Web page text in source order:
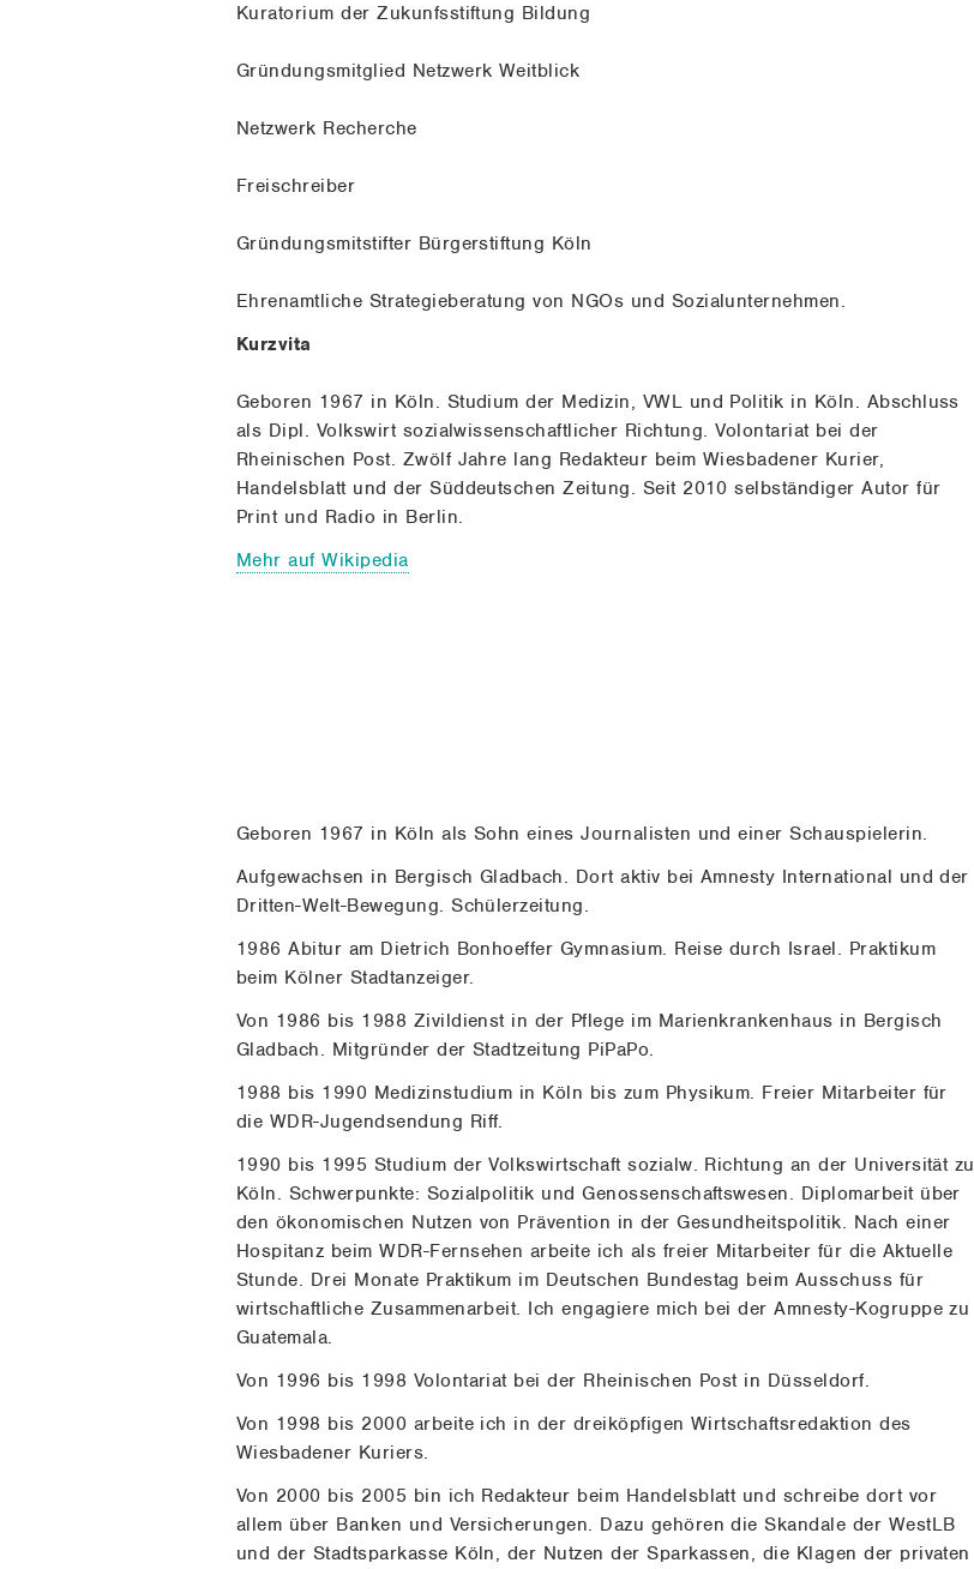
Kuratorium der Zukunfsstiftung Bildung
Gründungsmitglied Netzwerk Weitblick
Netzwerk Recherche
Freischreiber
Gründungsmitstifter Bürgerstiftung Köln
Ehrenamtliche Strategieberatung von NGOs und Sozialunternehmen.
Kurzvita
Geboren 1967 in Köln. Studium der Medizin, VWL und Politik in Köln. Abschluss
als Dipl. Volkswirt sozialwissenschaftlicher Richtung. Volontariat bei der
Rheinischen Post. Zwölf Jahre lang Redakteur beim Wiesbadener Kurier,
Handelsblatt und der Süddeutschen Zeitung. Seit 2010 selbständiger Autor für
Print und Radio in Berlin.
Mehr auf Wikipedia
Geboren 1967 in Köln als Sohn eines Journalisten und einer Schauspielerin.
Aufgewachsen in Bergisch Gladbach. Dort aktiv bei Amnesty International und der
Dritten-Welt-Bewegung. Schülerzeitung.
1986 Abitur am Dietrich Bonhoeffer Gymnasium. Reise durch Israel. Praktikum
beim Kölner Stadtanzeiger.
Von 1986 bis 1988 Zivildienst in der Pflege im Marienkrankenhaus in Bergisch
Gladbach. Mitgründer der Stadtzeitung PiPaPo.
1988 bis 1990 Medizinstudium in Köln bis zum Physikum. Freier Mitarbeiter für
die WDR-Jugendsendung Riff.
1990 bis 1995 Studium der Volkswirtschaft sozialw. Richtung an der Universität zu
Köln. Schwerpunkte: Sozialpolitik und Genossenschaftswesen. Diplomarbeit über
den ökonomischen Nutzen von Prävention in der Gesundheitspolitik. Nach einer
Hospitanz beim WDR-Fernsehen arbeite ich als freier Mitarbeiter für die Aktuelle
Stunde. Drei Monate Praktikum im Deutschen Bundestag beim Ausschuss für
wirtschaftliche Zusammenarbeit. Ich engagiere mich bei der Amnesty-Kogruppe zu
Guatemala.
Von 1996 bis 1998 Volontariat bei der Rheinischen Post in Düsseldorf.
Von 1998 bis 2000 arbeite ich in der dreiköpfigen Wirtschaftsredaktion des
Wiesbadener Kuriers.
Von 2000 bis 2005 bin ich Redakteur beim Handelsblatt und schreibe dort vor
allem über Banken und Versicherungen. Dazu gehören die Skandale der WestLB
und der Stadtsparkasse Köln, der Nutzen der Sparkassen, die Klagen der privaten